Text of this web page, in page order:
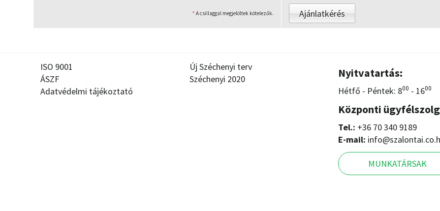
* A csillaggal megjelöltek kötelezők.
ISO 9001
ÁSZF
Adatvédelmi tájékoztató
Új Széchenyi terv
Széchenyi 2020
Nyitvatartás:
Hétfő - Péntek: 800 - 1600
Központi
Tel.: +36 70 340 9189
E-mail:
MUNKATÁRSAK